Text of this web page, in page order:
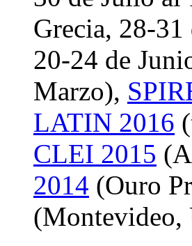
Grecia, 28-
20-24 de
Marzo),
LATIN 2016
CLEI 2015
2014 (Ouro
(Montevideo,